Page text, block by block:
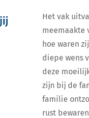
Het vak
meemaakte
hoe waren
diepe wens
deze
zijn bij de
familie
rust